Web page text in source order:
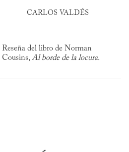
CARLOS VALDÉS
Reseña del libro de Norman
Cousins, Al borde de la locura.